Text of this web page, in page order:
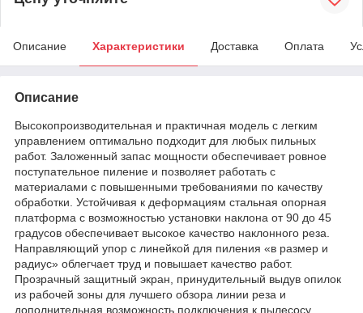
Описание Характеристики Доставка Оплата
Описание
Высокопроизводительная и практичная модель с легким
управлением оптимально подходит для любых пильных
работ. Заложенный запас мощности обеспечивает ровное
поступательное пиление и позволяет работать с
материалами с повышенными требованиями по качеству
обработки. Устойчивая к деформациям стальная опорная
платформа с возможностью установки наклона от 90 до 45
градусов обеспечивает высокое качество наклонного реза.
Направляющий упор с линейкой для пиления «в размер и
радиус» облегчает труд и повышает качество работ.
Прозрачный защитный экран, принудительный выдув опилок
из рабочей зоны для лучшего обзора линии реза и
дополнительная возможность подключения к пылесосу